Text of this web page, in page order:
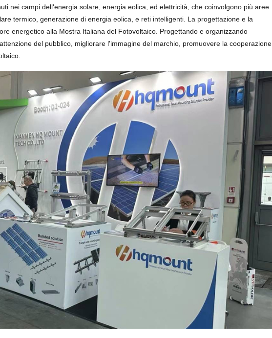
nei campi dell'energia solare, energia eolica, ed elettricità, che coinvolgono più aree
termico, generazione di energia eolica, e reti intelligenti. La progettazione e la
energetico alla Mostra Italiana del Fotovoltaico. Progettando e organizzando
del pubblico, migliorare l'immagine del marchio, promuovere la cooperazione